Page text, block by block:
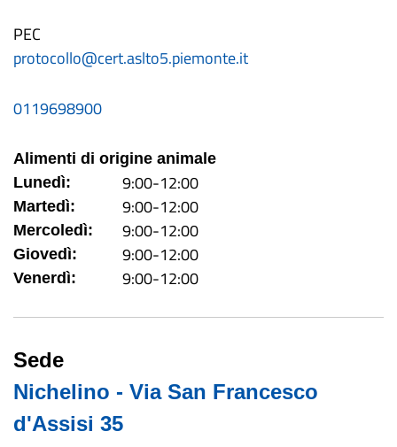
PEC
protocollo@cert.aslto5.piemonte.it
0119698900
Alimenti di origine animale
Lunedì:
9:00-12:00
Martedì: 9:00-12:00
Mercoledì: 9:00-12:00
Giovedì: 9:00-12:00
Venerdì: 9:00-12:00
Sede
Nichelino - Via San Francesco
d'Assisi 35